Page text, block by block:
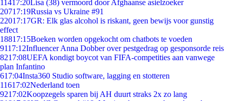
11417:20Lisa (38) vermoord door Afghaanse asielzoeker
20717:19Russia vs Ukraine #91
22017:17GR: Elk glas alcohol is riskant, geen bewijs voor gunstig
effect
18817:15Boeken worden opgekocht om chatbots te voeden
9117:12Influencer Anna Dobber over pestgedrag op gesponsorde reis
8217:08UEFA kondigt boycot van FIFA-competities aan vanwege
plan Infantino
617:04Insta360 Studio software, lagging en stotteren
11617:02Nederland toen
9217:02Koopzegels sparen bij AH duurt straks 2x zo lang